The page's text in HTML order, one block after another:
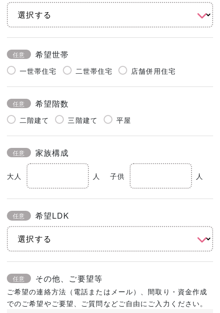
任意 希望世帯
一世帯住宅 二世帯住宅 店舗併用住宅
任意 希望階数
二階建て 三階建て 平屋
任意 家族構成
大人 人 子供 人
任意 希望LDK
任意 その他、ご要望等
ご希望の連絡方法（電話またはメール）、間取り・資金作成
でのご希望やご要望、ご質問などご自由にご入力ください。